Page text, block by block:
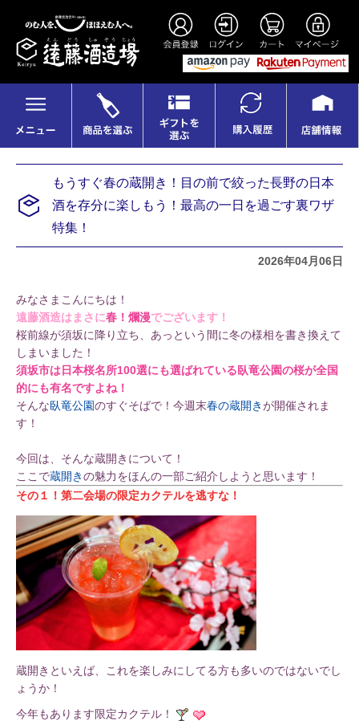
もうすぐ春の蔵開き！目の前で絞った長野の日本
酒を存分に楽しもう！最高の一日を過ごす裏ワザ
特集！
2026年04月06日
みなさまこんにちは！
遠藤酒造はまさに春！爛漫でございます！
桜前線が須坂に降り立ち、あっという間に冬の様相を書き換えて
しまいました！
須坂市は日本桜名所100選にも選ばれている臥竜公園の桜が全国
的にも有名ですよね！
そんな臥竜公園のすぐそばで！今週末春の蔵開きが開催されま
す！
今回は、そんな蔵開きについて！
ここで蔵開きの魅力をほんの一部ご紹介しようと思います！
その１！第二会場の限定カクテルを逃すな！
蔵開きといえば、これを楽しみにしてる方も多いのではないでし
ょうか！
今年もあります限定カクテル！